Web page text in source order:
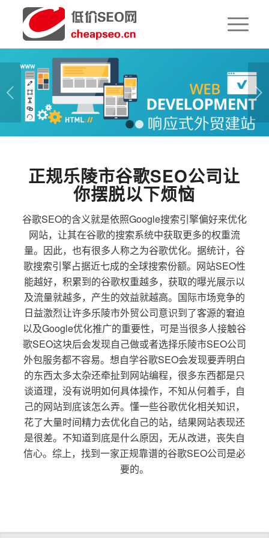
下一页
1 2
正规乐陵市谷歌SEO公司让
你摆脱以下烦恼
谷歌SEO的含义就是依照Google搜索引擎偏好来优化
网站，让其在谷歌的搜索系统中获取更多的权重流
量。因此，也有很多人称之为谷歌优化。据统计，谷
歌搜索引擎占据近七成的全球搜索份额。网站SEO性
能越好，积累到的谷歌权重越多，获取的曝光展示以
及流量就越多，产生的效益就越高。国际市场竞争的
日益激烈让许多乐陵市外贸公司意识到了客源的窘迫
以及Google优化推广的重要性，可是当很多人接触谷
歌SEO这块后会发现自己做或者选择乐陵市SEO公司
外包服务都不容易。想自学谷歌SEO会发现要弄明白
的东西太多太杂还牵扯到网站编程，很多东西都是只
谈道理，没有说明如何具体操作，不知从何着手，自
己的网站到底该怎么弄。懂一些谷歌优化相关知识，
花了大量时间精力去优化自己的站，结果网站表现还
是很差。不知道到底是什么原因，无从改进，丧失自
信心。综上，找到一家正规靠谱的谷歌SEO公司是必
要的。